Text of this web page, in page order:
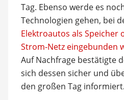
Tag. Ebenso werde es
Technologien gehen, bei
Elektroautos als Speicher
Strom-Netz eingebunden
Auf Nachfrage bestätigte
sich dessen sicher und
den großen Tag informiert.